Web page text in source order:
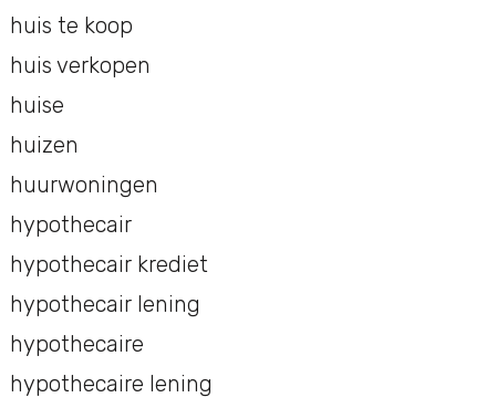
huis te koop
huis verkopen
huise
huizen
huurwoningen
hypothecair
hypothecair krediet
hypothecair lening
hypothecaire
hypothecaire lening